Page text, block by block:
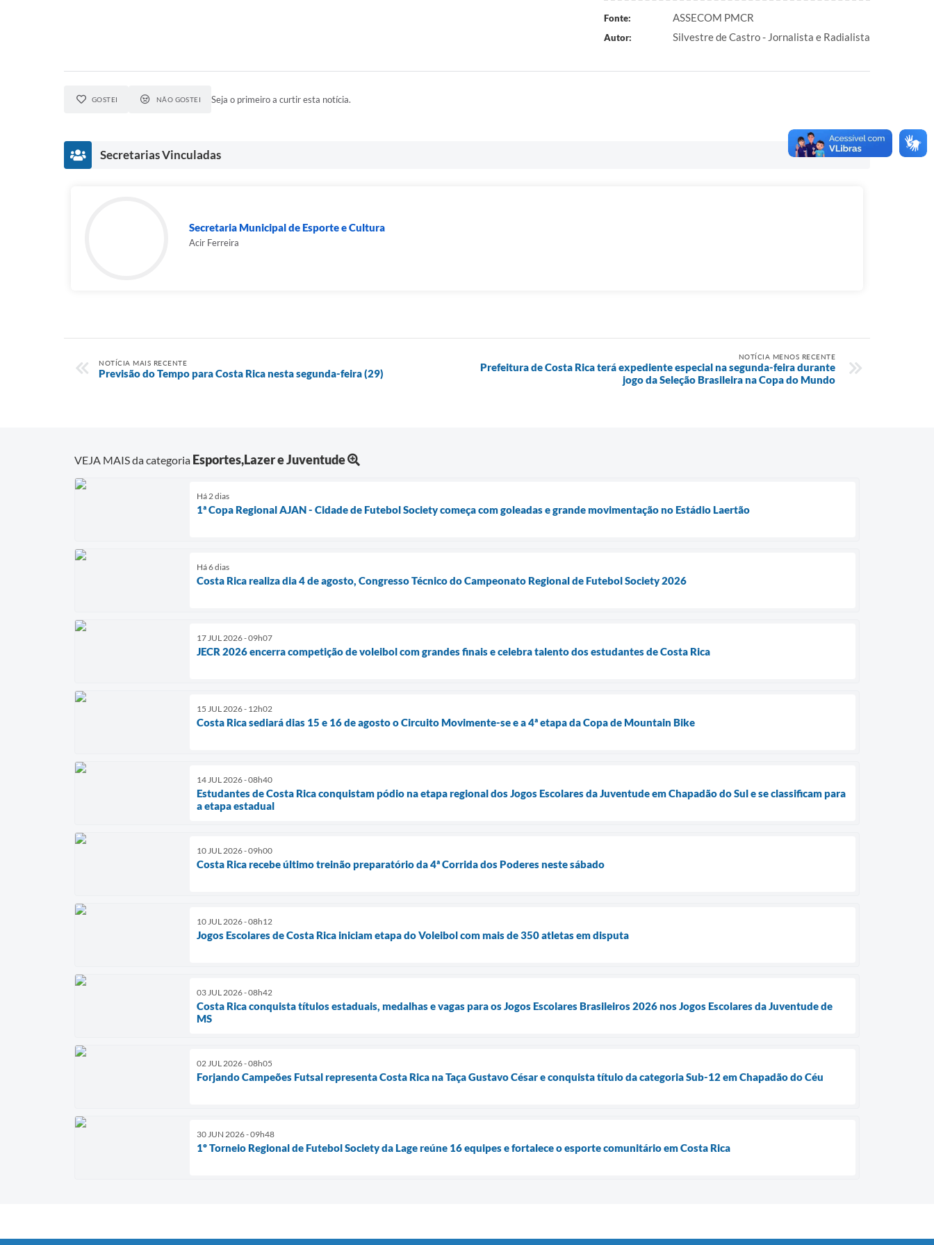
Fonte: ASSECOM PMCR
Autor: Silvestre de Castro - Jornalista e Radialista
GOSTEI NÃO GOSTEI Seja o primeiro a curtir esta notícia.
Secretarias Vinculadas
Secretaria Municipal de Esporte e Cultura
Acir Ferreira
NOTÍCIA MAIS RECENTE
Previsão do Tempo para Costa Rica nesta segunda-feira (29)
NOTÍCIA MENOS RECENTE
Prefeitura de Costa Rica terá expediente especial na segunda-feira durante
jogo da Seleção Brasileira na Copa do Mundo
VEJA MAIS da categoria Esportes,Lazer e Juventude
Há 2 dias
1ª Copa Regional AJAN - Cidade de Futebol Society começa com goleadas e grande movimentação no Estádio Laertão
Há 6 dias
Costa Rica realiza dia 4 de agosto, Congresso Técnico do Campeonato Regional de Futebol Society 2026
17 JUL 2026 - 09h07
JECR 2026 encerra competição de voleibol com grandes finais e celebra talento dos estudantes de Costa Rica
15 JUL 2026 - 12h02
Costa Rica sediará dias 15 e 16 de agosto o Circuito Movimente-se e a 4ª etapa da Copa de Mountain Bike
14 JUL 2026 - 08h40
Estudantes de Costa Rica conquistam pódio na etapa regional dos Jogos Escolares da Juventude em Chapadão do Sul e se classificam para
a etapa estadual
10 JUL 2026 - 09h00
Costa Rica recebe último treinão preparatório da 4ª Corrida dos Poderes neste sábado
10 JUL 2026 - 08h12
Jogos Escolares de Costa Rica iniciam etapa do Voleibol com mais de 350 atletas em disputa
03 JUL 2026 - 08h42
Costa Rica conquista títulos estaduais, medalhas e vagas para os Jogos Escolares Brasileiros 2026 nos Jogos Escolares da Juventude de
MS
02 JUL 2026 - 08h05
Forjando Campeões Futsal representa Costa Rica na Taça Gustavo César e conquista título da categoria Sub-12 em Chapadão do Céu
30 JUN 2026 - 09h48
1º Torneio Regional de Futebol Society da Lage reúne 16 equipes e fortalece o esporte comunitário em Costa Rica